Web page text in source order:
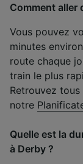
Comment aller
Vous pouvez
minutes
route chaque
train le plus
Retrouvez
notre
Quelle est la
à Derby ?